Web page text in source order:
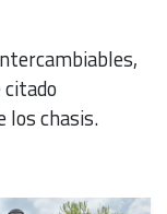
los chasis.